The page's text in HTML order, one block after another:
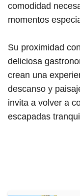
comodidad
momentos
Su proximidad
deliciosa
crean una
descanso y
invita a volver a
escapadas